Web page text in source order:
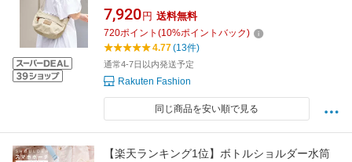
PATCH/ティーニーサッチェル レザーパッチ/シ
ョルダーバッグ 全2色 フリークスストア バッグ
ボディバッグ・ウエストポーチ ベージュ ブラ
ック【送料無料】
7,920 円 送料無料
720ポイント (10%ポイントバック)
4.77(13件)
通常4-7日以内発送予定
Rakuten Fashion
同じ商品を安い順で見る
【楽天ランキング1位】ボトルショルダー水筒